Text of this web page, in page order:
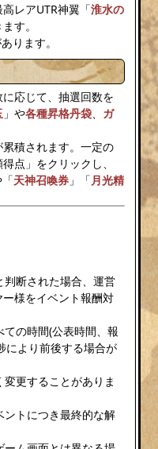
レアUTR神翼「淮水の
す。
ります。
応じて、抽選回数を
」や各種昇格丹袋
ガ
積されます。一定の
点」をクリックし、
「天神召喚券 」「 月光精
断された場合、運営
様をイベント報酬対
の時間(公表時間、報
により前後する場合が
更することがありま
トにつき最終的な解